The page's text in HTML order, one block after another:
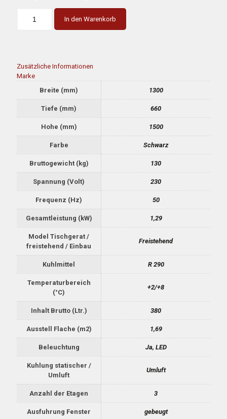
In den Warenkorb
Zusätzliche Informationen
Marke
Breite (mm)
1300
Tiefe (mm) 660
Hohe (mm) 1500
Farbe Schwarz
Bruttogewicht (kg) 130
Spannung (Volt) 230
Frequenz (Hz) 50
Gesamtleistung (kW) 1,29
Model Tischgerat /
freistehend / Einbau
Freistehend
Kuhlmittel R 290
Temperaturbereich
(°C)
+2/+8
Inhalt Brutto (Ltr.) 380
Ausstell Flache (m2) 1,69
Beleuchtung Ja, LED
Kuhlung statischer /
Umluft
Umluft
Anzahl der Etagen 3
Ausfuhrung Fenster gebeugt